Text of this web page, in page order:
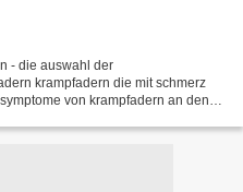
- die auswahl der
krampfadern die mit schmerz
von krampfadern an den